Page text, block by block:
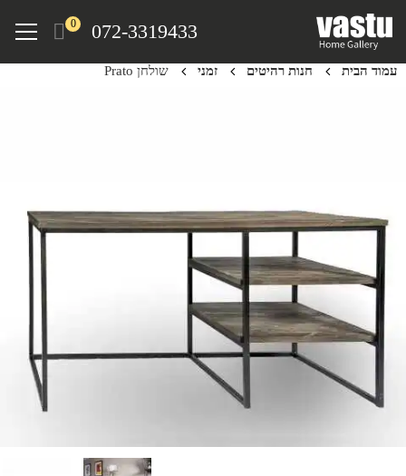
072-3319433
0
Menu
עמוד הבית חנות רהיטים זמני שולחן Prato